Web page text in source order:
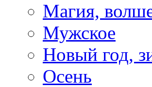
Магия,
Мужское
Новый год,
Осень